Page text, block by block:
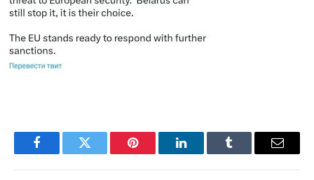
FacebookTwitter Pinterest LinkedInTumblr Email